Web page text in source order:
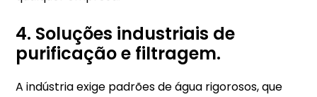
4. Soluções industriais de
purificação e filtragem.
A indústria exige padrões de água rigorosos, que